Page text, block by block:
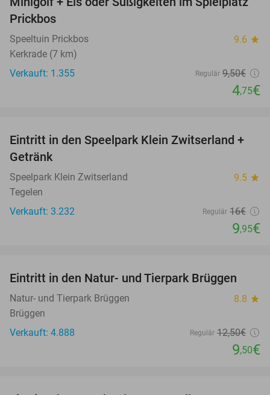
Prickbos
Speeltuin Prickbos 9.6 star
Kerkrade (7 km)
Verkauft: 1.355
Regulär 9,50€
4,75€
38%
Eintritt in den Speelpark Klein Zwitserland +
Getränk
Speelpark Klein Zwitserland 9.5 star
Tegelen
Verkauft: 3.232
Regulär 16€
9,95€
24%
Eintritt in den Natur- und Tierpark Brüggen
Natur- und Tierpark Brüggen 8.8 star
Brüggen
Verkauft: 4.888
Regulär 12,50€
9,50€